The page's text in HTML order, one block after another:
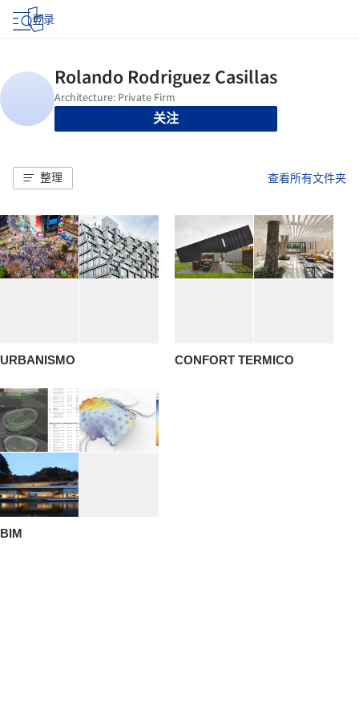
登录
关注
整理 查看所有文件夹
URBANISMO CONFORT TERMICO
BIM